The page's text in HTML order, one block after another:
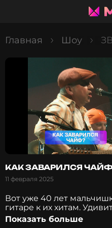
Главная Шоу
КАК ЗАВАРИЛСЯ
11 февраля 2025
Вот уже 40 лет
гитаре к их хитам.
всенародную
парнями из соседнего
Показать больше